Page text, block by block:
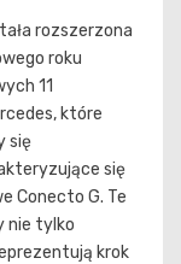
rozszerzona
roku
11
które
się
się
Conecto G. Te
nie tylko
krok